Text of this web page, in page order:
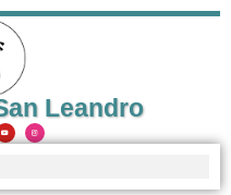
Leandro